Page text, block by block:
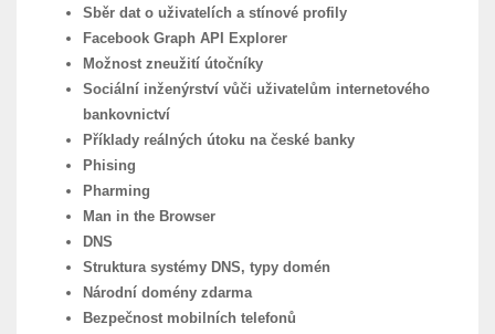
Sběr dat o uživatelích a stínové profily
Facebook Graph API Explorer
Možnost zneužití útočníky
Sociální inženýrství vůči uživatelům internetového
bankovnictví
Příklady reálných útoku na české banky
Phising
Pharming
Man in the Browser
DNS
Struktura systémy DNS, typy domén
Národní domény zdarma
Bezpečnost mobilních telefonů